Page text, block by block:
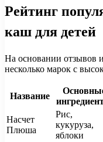
Рейтинг
каш для детей
На основании отзывов
несколько марок с
Название
Насчет
Плюша
Рис,
кукуруза,
яблоки